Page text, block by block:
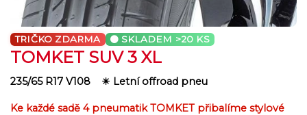
TRIČKO ZDARMA SKLADEM >20 KS
TOMKET SUV 3 XL
235/65 R17 V108 ☀ Letní offroad pneu
Ke každé sadě 4 pneumatik TOMKET přibalíme stylové